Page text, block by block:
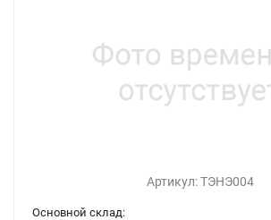
Артикул:ТЭНЭ004
Основной склад: